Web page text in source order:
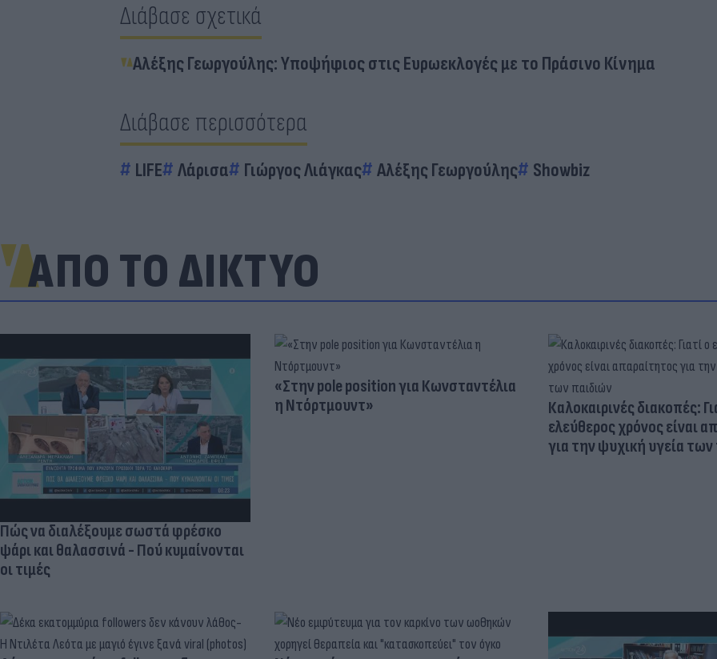
Διάβασε σχετικά
Αλέξης Γεωργούλης: Υποψήφιος στις Ευρωεκλογές με το Πράσινο Κίνημα
Διάβασε περισσότερα
LIFE Λάρισα Γιώργος Λιάγκας Αλέξης Γεωργούλης Showbiz
ΑΠΟ ΤΟ ΔΙΚΤΥΟ
Πώς να διαλέξουμε σωστά φρέσκο
ψάρι και θαλασσινά - Πού κυμαίνονται
οι τιμές
«Στην pole position για Κωνσταντέλια
η Ντόρτμουντ»
Καλοκαιρινές διακοπές:
ελεύθερος χρόνος είναι
για την ψυχική υγεία